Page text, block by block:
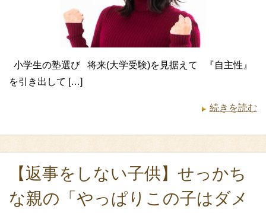
小学生の塾選び 将来(大学受験)を見据えて 『自主性』
を引き出して […]
続きを読む
【返事をしない子供】せっかち
な親の「やっぱりこの子はダメ